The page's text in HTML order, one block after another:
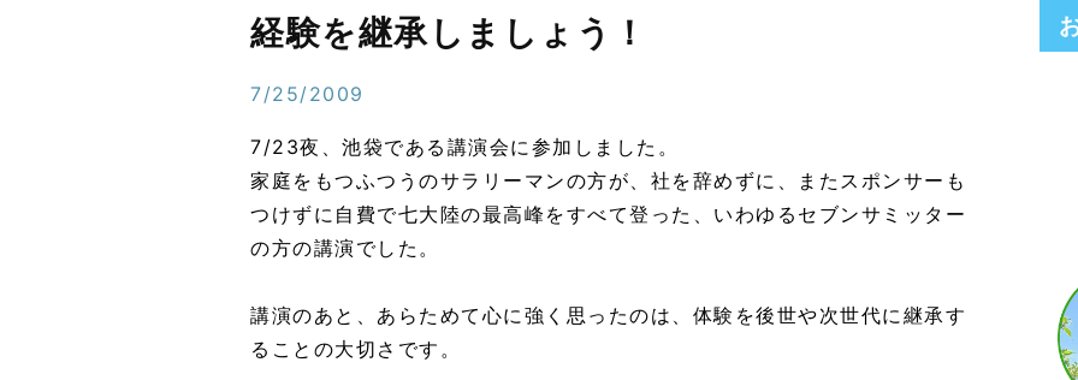
経験を継承しましょう！
7/25/2009
7/23夜、池袋である講演会に参加しました。
家庭をもつふつうのサラリーマンの方が、社を辞めずに、またスポンサーも
つけずに自費で七大陸の最高峰をすべて登った、いわゆるセブンサミッター
の方の講演でした。
講演のあと、あらためて心に強く思ったのは、体験を後世や次世代に継承す
ることの大切さです。